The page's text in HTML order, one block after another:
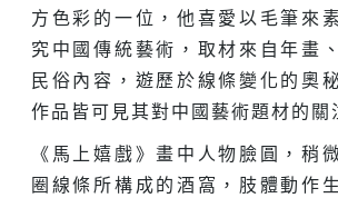
方色彩的一位，他喜愛以毛筆來
究中國傳統藝術，取材來自年畫
民俗內容，遊歷於線條變化的奧
作品皆可見其對中國藝術題材的關
《馬上嬉戲》畫中人物臉圓，稍
圈線條所構成的酒窩，肢體動作